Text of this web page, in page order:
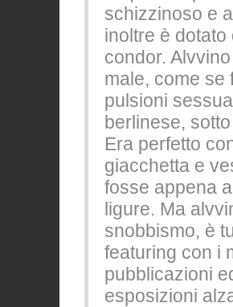
schizzinoso e
inoltre è
condor.
male, come se
pulsioni
berlinese,
Era perfetto
giacchetta e
fosse appena
ligure. Ma
snobbismo, è
featuring con i
pubblicazioni
esposizioni